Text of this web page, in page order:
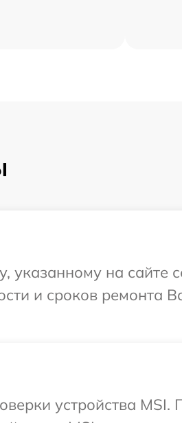
на сайте
и сроков ремонта
устройства MSI.